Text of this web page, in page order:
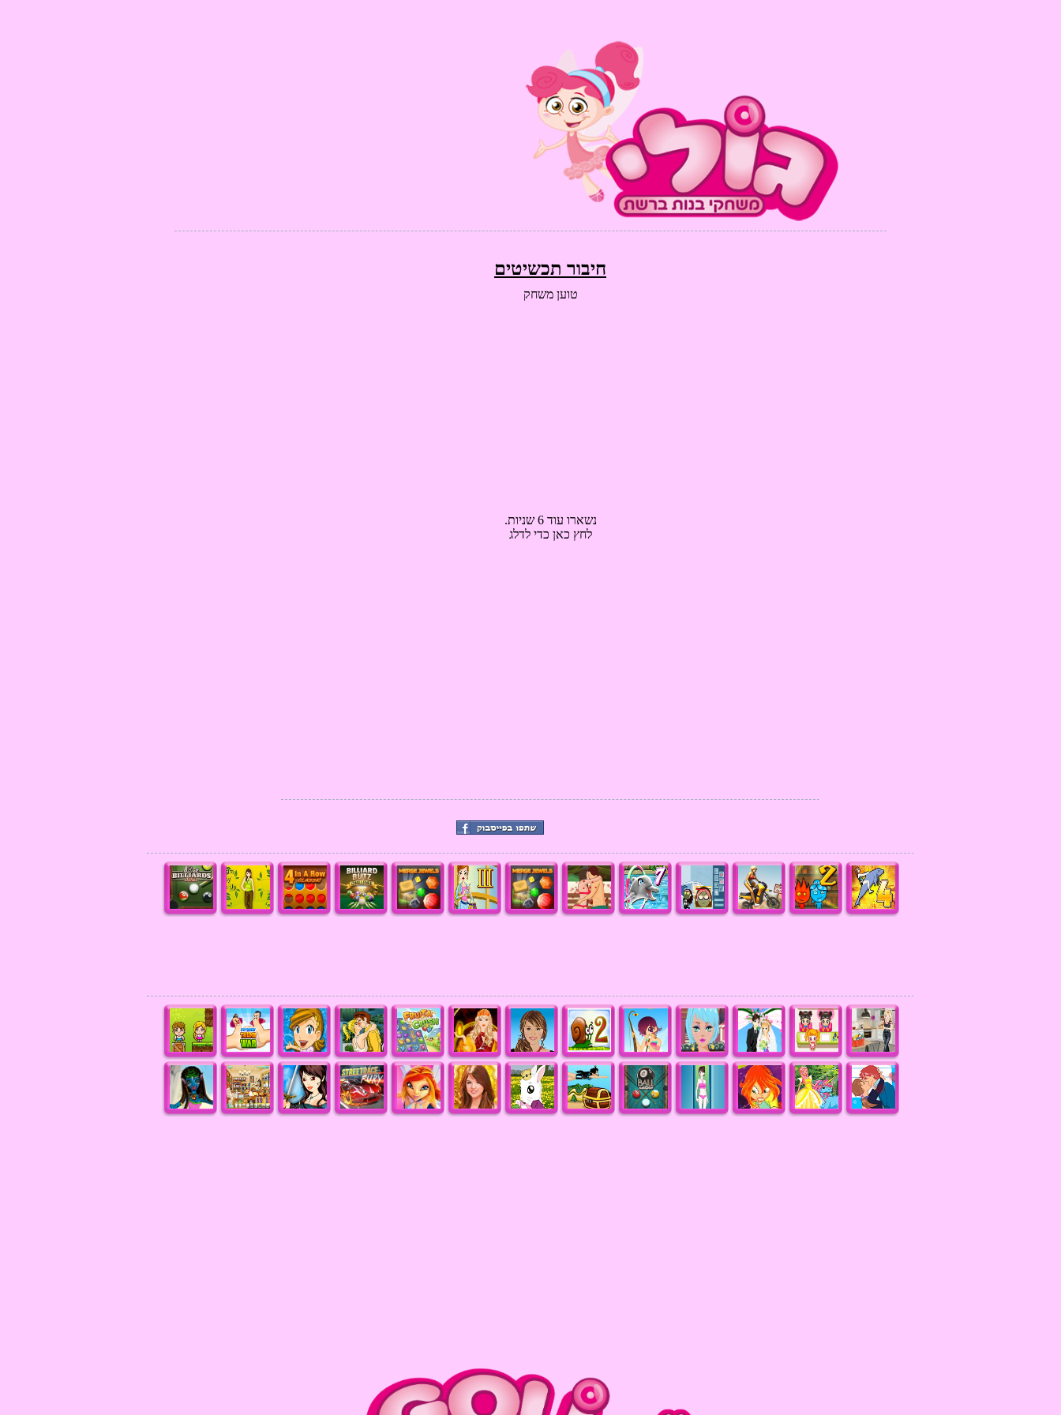
חיבור תכשיטים
טוען משחק
נשארו עוד 6 שניות.
לחץ כאן כדי לדלג